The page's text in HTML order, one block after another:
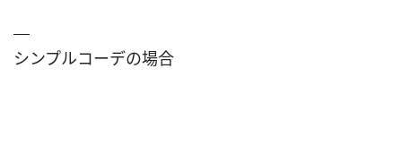
シンプルコーデの場合